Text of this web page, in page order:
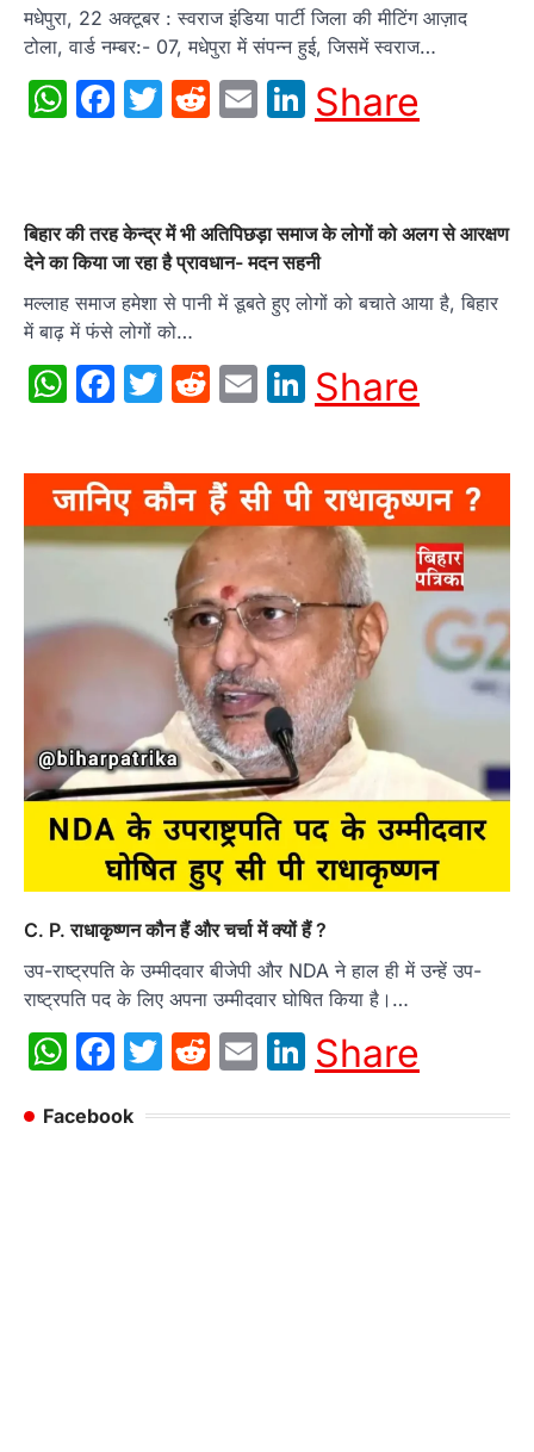
मधेपुरा, 22 अक्टूबर : स्वराज इंडिया पार्टी जिला की मीटिंग आज़ाद
टोला, वार्ड नम्बर:- 07, मधेपुरा में संपन्न हुई, जिसमें स्वराज…
WhatsApp
Facebook
Twitter
Reddit
EmailLinkedIn
Share
बिहार की तरह केन्द्र में भी अतिपिछड़ा समाज के लोगों को अलग से आरक्षण
देने का किया जा रहा है प्रावधान- मदन सहनी
मल्लाह समाज हमेशा से पानी में डूबते हुए लोगों को बचाते आया है, बिहार
में बाढ़ में फंसे लोगों को…
WhatsApp
Facebook
Twitter
Reddit
EmailLinkedIn
Share
C. P. राधाकृष्णन कौन हैं और चर्चा में क्यों हैं ?
उप-राष्ट्रपति के उम्मीदवार बीजेपी और NDA ने हाल ही में उन्हें उप-
राष्ट्रपति पद के लिए अपना उम्मीदवार घोषित किया है।…
WhatsApp
Facebook
Twitter
Reddit
EmailLinkedIn
Share
Facebook